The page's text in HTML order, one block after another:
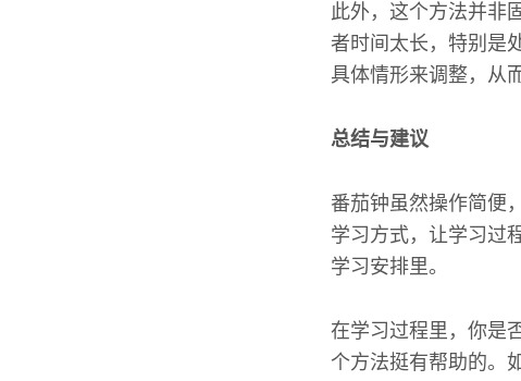
此外，这个方法并非
者时间太长，特别是
具体情形来调整，从
总结与建议
番茄钟虽然操作简便
学习方式，让学习过
学习安排里。
在学习过程里，你是
个方法挺有帮助的。